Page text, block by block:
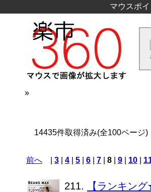
マウスポ
»
14435件取得済み(全100ページ)
前へ 3 4 5 6 7 8 9 10
211.
【ランキン